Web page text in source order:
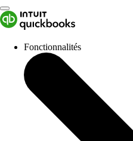
Fonctionnalités